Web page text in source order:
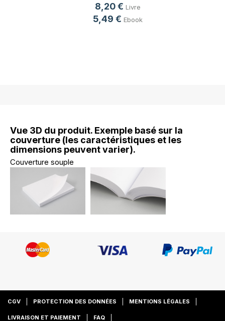
8,20 € Livre
5,49 € Ebook
Vue 3D du produit. Exemple basé sur la
couverture (les caractéristiques et les
dimensions peuvent varier).
Couverture souple
CGV PROTECTION DES DONNÉES MENTIONS LÉGALES
LIVRAISON ET PAIEMENT FAQ